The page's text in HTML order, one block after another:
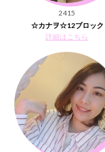
2415
☆カナヲ☆12ブロック
詳細はこちら